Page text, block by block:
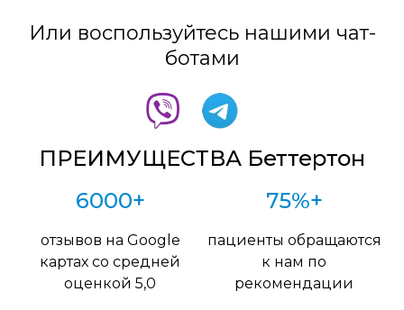
Или воспользуйтесь нашими чат-
ботами
ПРЕИМУЩЕСТВА Беттертон
6000+
отзывов на Google
картах со средней
оценкой 5,0
75%+
пациенты обращаются
к нам по
рекомендации